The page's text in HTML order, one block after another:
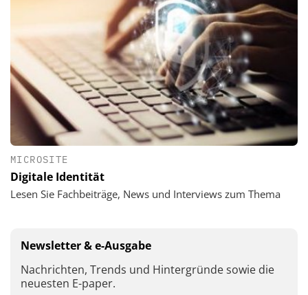
MICROSITE
Digitale Identität
Lesen Sie Fachbeiträge, News und Interviews zum Thema
Newsletter & e-Ausgabe
Nachrichten, Trends und Hintergründe sowie die
neuesten E-paper.